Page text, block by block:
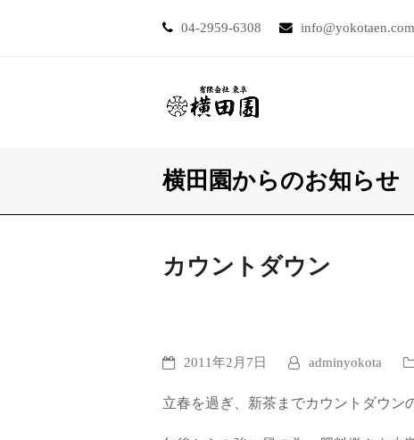
04-2959-6308 info@yokotaen.com
横田園からのお知らせ
カウントダウン
2011年2月7日 adminyokota
立春を過ぎ、新茶までカウントダウン